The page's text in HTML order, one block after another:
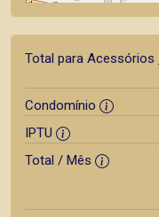
Total para Acessórios
Condomínio
IPTU
Total / Mês